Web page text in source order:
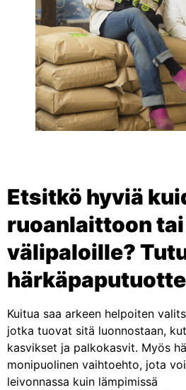
Etsitkö hyviä
ruoanlaittoon tai
välipaloille?
Kuitua saa arkeen helpoiten
jotka tuovat sitä luonnostaan,
kasvikset ja palkokasvit. Myös
monipuolinen vaihtoehto, jota
leivonnassa kuin lämpimissä